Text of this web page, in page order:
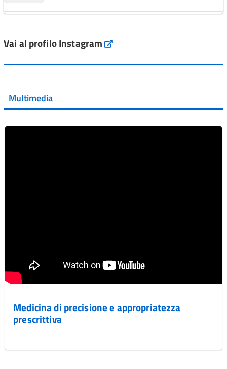
Vai al post →
Vai al post →
Vai al profilo Instagram Instagram
Multimedia
Medicina di precisione e appropriatezza
prescrittiva